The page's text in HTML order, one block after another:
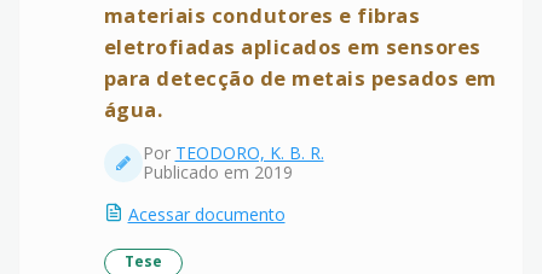
materiais condutores e fibras
eletrofiadas aplicados em sensores
para detecção de metais pesados em
água.
Por TEODORO, K. B. R.
Publicado em 2019
Acessar documento
Tese